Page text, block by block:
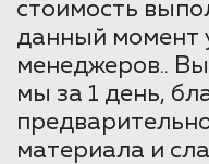
стоимость
данный момент
менеджеров..
мы за 1 день,
материала и